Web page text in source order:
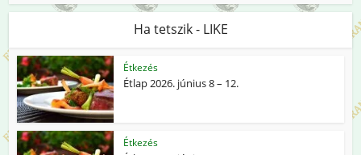
Ha tetszik - LIKE
Étkezés
Étlap 2026. június 8 – 12.
Étkezés